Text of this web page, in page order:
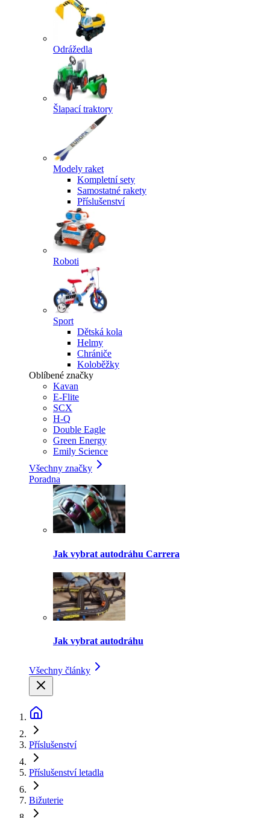
Odrážedla
Šlapací traktory
Modely raket
Kompletní sety
Samostatné rakety
Příslušenství
Roboti
Sport
Dětská kola
Helmy
Chrániče
Koloběžky
Oblíbené značky
Kavan
E-Flite
SCX
H-Q
Double Eagle
Green Energy
Emily Science
Všechny značky
Poradna
Jak vybrat autodráhu Carrera
Jak vybrat autodráhu
Všechny články
Příslušenství
Příslušenství letadla
Bižuterie